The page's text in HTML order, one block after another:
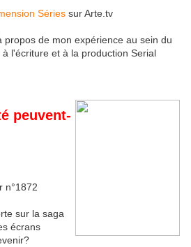
Séries sur Arte.tv
propos de mon expérience au sein du
l'écriture et à la production Serial
peuvent-
n°1872
sur la saga
écrans